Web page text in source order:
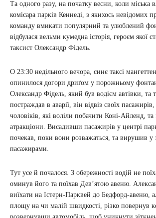
Та одного разу, на початку весни, коли міська
комісара парків Кеннеді, з якихось невідомих
команду вмикати популярний та улюблений
відбулася вельми кумедна історія, героєм якої
таксист Олександр Фідель.
О 23:30 недільного вечора, синє таксі
опинилося догори дриґом у порожньому
Олександр Фідель, який був водієм автівки, та
постраждав в аварії, він відвіз своїх
чоловіків, які воліли побачити Коні-Айленд, та
атракціони. Висадивши пасажирів у центрі
почекав, поки вони розважаться, та вирушив у
пасажирами.
Тут усе й почалося. З обережності водій не
оминув його та поїхав Дев’ятою авеню.
виїхати на Істерн-Парквей до Бедфорд-авеню,
площу на чи малій швидкості, різко повернув